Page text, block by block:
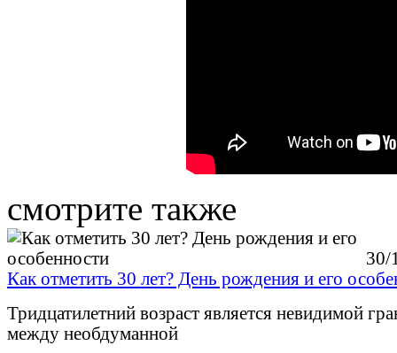
смотрите также
30/
Как отметить 30 лет? День рождения и его
Тридцатилетний возраст является невидимой
между необдуманной